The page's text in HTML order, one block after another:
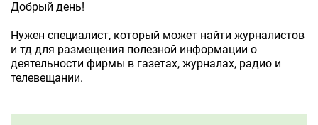
Добрый день!
Нужен специалист, который может найти журналистов
и тд для размещения полезной информации о
деятельности фирмы в газетах, журналах, радио и
телевещании.